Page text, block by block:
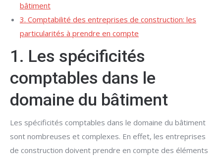
bâtiment
3. Comptabilité des entreprises de construction: les
particularités à prendre en compte
1. Les spécificités
comptables dans le
domaine du bâtiment
Les spécificités comptables dans le domaine du bâtiment
sont nombreuses et complexes. En effet, les entreprises
de construction doivent prendre en compte des éléments